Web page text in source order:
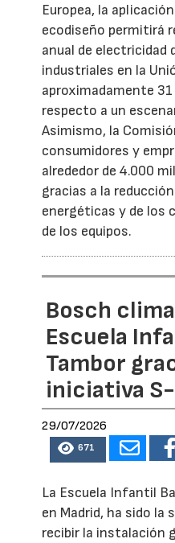
Europea, la
ecodiseño permitirá
anual de electricidad
industriales en la
aproximadamente
respecto a un
Asimismo, la
consumidores y
alrededor de 4.000
gracias a la
energéticas y de los
de los equipos.
Bosch
Escuela
Tambor
iniciativa S-
29/07/2026
671
La Escuela Infantil
en Madrid, ha sido la
recibir la instalación